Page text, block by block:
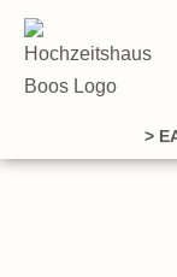
Zum
Inhalt
springen
>